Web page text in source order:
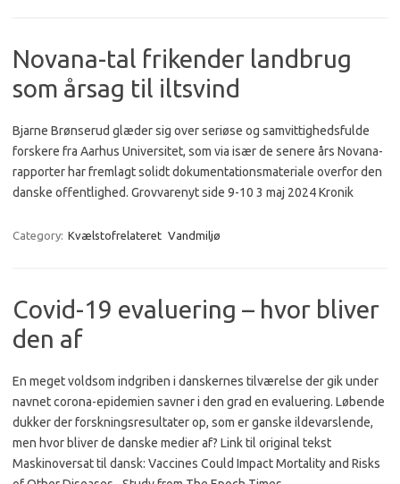
Novana-tal frikender landbrug
som årsag til iltsvind
Bjarne Brønserud glæder sig over seriøse og samvittighedsfulde
forskere fra Aarhus Universitet, som via især de senere års Novana-
rapporter har fremlagt solidt dokumentationsmateriale overfor den
danske offentlighed. Grovvarenyt side 9-10 3 maj 2024 Kronik
Category: Kvælstofrelateret Vandmiljø
Covid-19 evaluering – hvor bliver
den af
En meget voldsom indgriben i danskernes tilværelse der gik under
navnet corona-epidemien savner i den grad en evaluering. Løbende
dukker der forskningsresultater op, som er ganske ildevarslende,
men hvor bliver de danske medier af? Link til original tekst
Maskinoversat til dansk: Vaccines Could Impact Mortality and Risks